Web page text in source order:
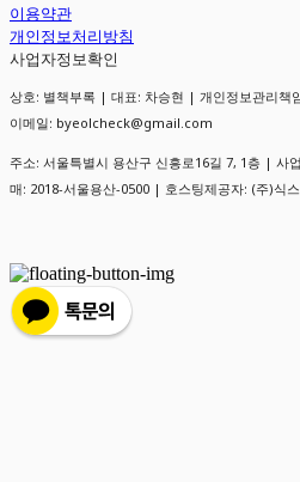
이용약관
개인정보처리방침
사업자정보확인
상호: 별책부록 | 대표: 차승현 | 개인정보관리책
이메일: byeolcheck@gmail.com
주소: 서울특별시 용산구 신흥로16길 7, 1층 | 사
매: 2018-서울용산-0500 | 호스팅제공자: (주)식